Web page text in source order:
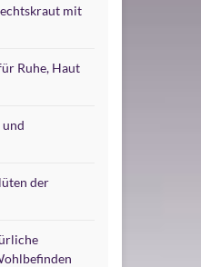
mit
Ruhe, Haut
der